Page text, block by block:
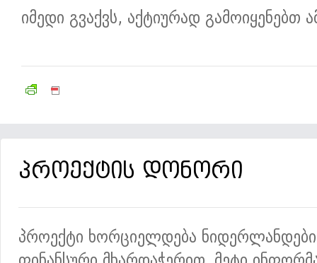
იმედი გვაქვს, აქტიურად გამოიყენებთ
პროექტის დონორი
პროექტი ხორციელდება